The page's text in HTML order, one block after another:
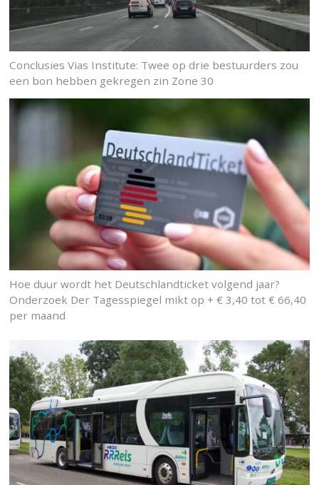
Conclusies Vias Institute: Twee op drie bestuurders zou
een bon hebben gekregen zin Zone 30
Hoe duur wordt het Deutschlandticket volgend jaar?
Onderzoek Der Tagesspiegel mikt op + € 3,40 tot € 66,40
per maand